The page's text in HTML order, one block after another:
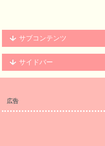
サブコンテンツ
サイドバー
広告